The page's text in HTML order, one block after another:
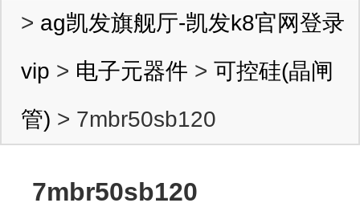
> ag凯发旗舰厅-凯发k8官网登录
vip > 电子元器件 > 可控硅(晶闸
管) > 7mbr50sb120
7mbr50sb120